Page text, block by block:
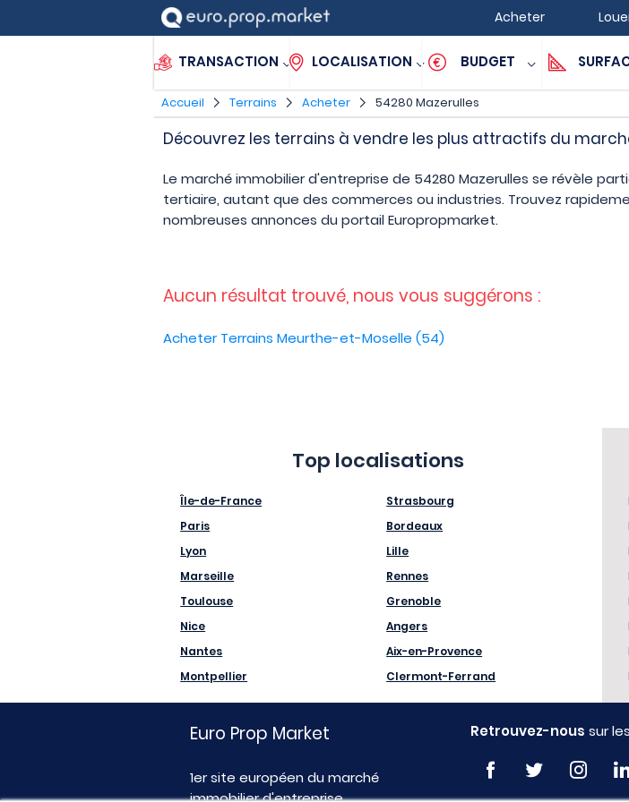
Acheter
TRANSACTION LOCALISATION BUDGET
Accueil Terrains Acheter 54280 Mazerulles
Découvrez les terrains à vendre les plus attractifs du
Le marché immobilier d'entreprise de 54280 Mazerulles se révèle
tertiaire, autant que des commerces ou industries. Trouvez
nombreuses annonces du portail Europropmarket.
Aucun résultat trouvé, nous vous suggérons :
Acheter Terrains Meurthe-et-Moselle (54)
Top localisations
Île-de-France
Paris
Lyon
Marseille
Toulouse
Nice
Nantes
Montpellier
Strasbourg
Bordeaux
Lille
Rennes
Grenoble
Angers
Aix-en-Provence
Clermont-Ferrand
Euro Prop Market
1er site européen du marché
Retrouvez-nous sur les